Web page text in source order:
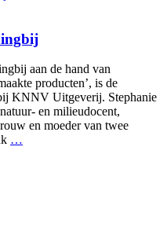
aan de hand van
producten’, is de
KNNV Uitgeverij. Stephanie
en milieudocent,
en moeder van twee
…